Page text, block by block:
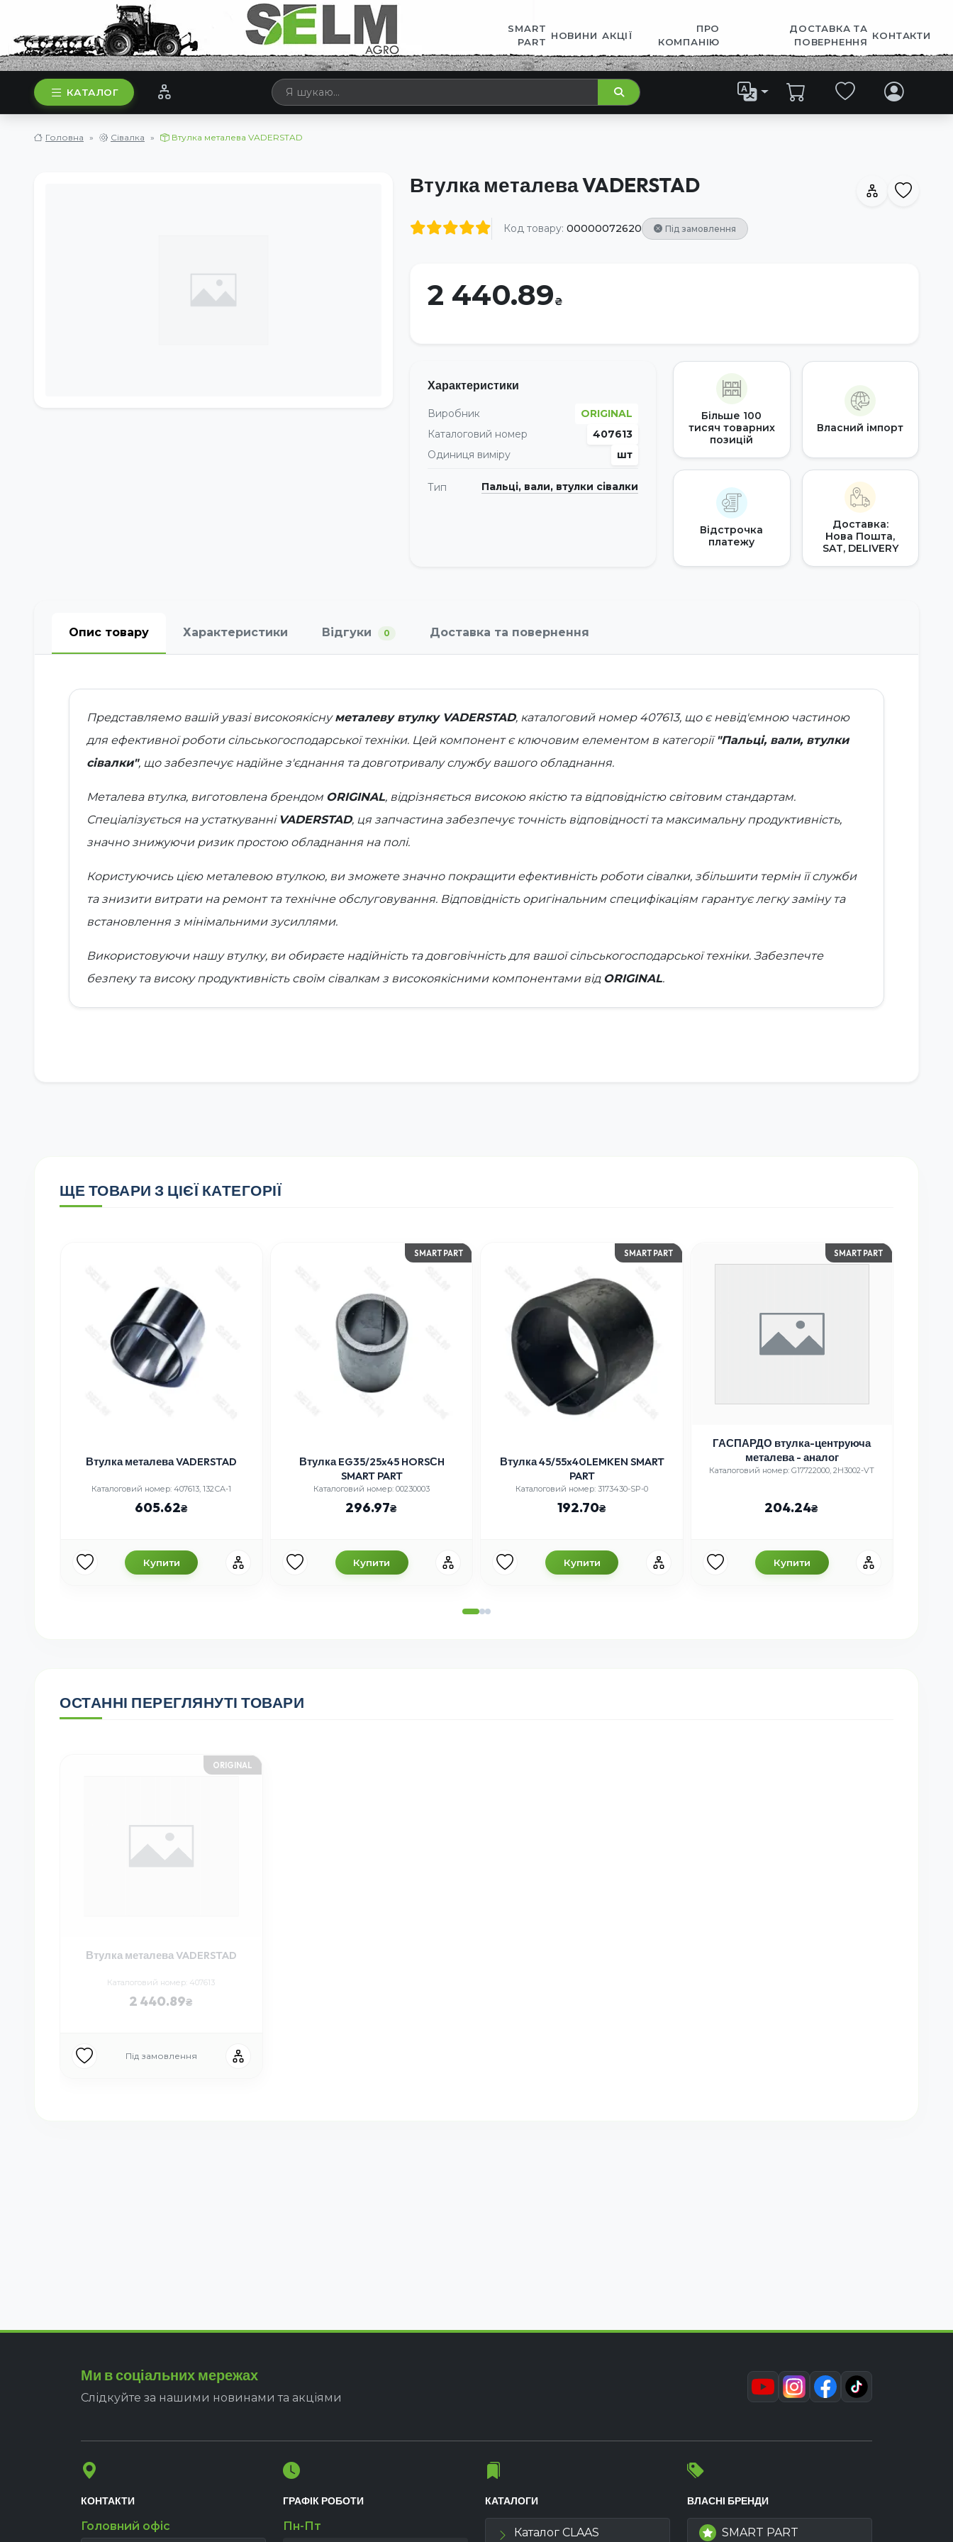
SMART
PART
НОВИНИ АКЦІЇ
ПРО
КОМПАНІЮ
ДОСТАВКА ТА
ПОВЕРНЕННЯ
КОНТАКТИ
КАТАЛОГ
Головна Сівалка Втулка металева VADERSTAD
Втулка металева VADERSTAD
Код товару: 00000072620 Під замовлення
2 440.89
Характеристики
Виробник
ORIGINAL
Каталоговий номер
407613
Одиниця виміру
шт
Тип Пальці, вали, втулки сівалки
Більше 100
тисяч товарних
позицій
Власний імпорт
Відстрочка
платежу
Доставка:
Нова Пошта,
SAT, DELIVERY
Опис товару Характеристики Відгуки 0 Доставка та повернення
Представляемо вашій увазі високоякіснуметалеву втулку VADERSTAD, каталоговий номер 407613, що є невід'ємною частиною
для ефективної роботи сільськогосподарської техніки. Цей компонент є ключовим елементом в категорії"Пальці, вали, втулки
сівалки", що забезпечує надійне з'єднання та довготривалу службу вашого обладнання.
Металева втулка, виготовлена брендом ORIGINAL, відрізняється високою якістю та відповідністю світовим стандартам.
Спеціалізується на устаткуванні VADERSTAD, ця запчастина забезпечує точність відповідності та максимальну продуктивність,
значно знижуючи ризик простою обладнання на полі.
Користуючись цією металевою втулкою, ви зможете значно покращити ефективність роботи сівалки, збільшити термін її служби
та знизити витрати на ремонт та технічне обслуговування. Відповідність оригінальним специфікаціям гарантує легку заміну та
встановлення з мінімальними зусиллями.
Використовуючи нашу втулку, ви обираєте надійність та довговічність для вашої сільськогосподарської техніки. Забезпечте
безпеку та високу продуктивність своїм сівалкам з високоякісними компонентами від ORIGINAL.
ЩЕ ТОВАРИ З ЦІЄЇ КАТЕГОРІЇ
Втулка металева VADERSTAD
Каталоговий номер: 407613, 132СА-1
605.62
Купити
SMART PART
Втулка EG35/25x45 HORSСH
SMART PART
Каталоговий номер: 00230003
296.97
Купити
SMART PART
Втулка 45/55x40LEMKEN SMART
PART
Каталоговий номер: 3173430-SP-0
192.70
Купити
SMART PART
ГАСПАРДО втулка-центруюча
металева - аналог
Каталоговий номер: G17722000, 2H3002-VT
204.24
Купити
ОСТАННІ ПЕРЕГЛЯНУТІ ТОВАРИ
ORIGINAL
Втулка металева VADERSTAD
Каталоговий номер: 407613
2 440.89
Під замовлення
Ми в соціальних мережах
Слідкуйте за нашими новинами та акціями
КОНТАКТИ
Головний офіс
ГРАФІК РОБОТИ
Пн-Пт
КАТАЛОГИ
Каталог CLAAS
ВЛАСНІ БРЕНДИ
SMART PART